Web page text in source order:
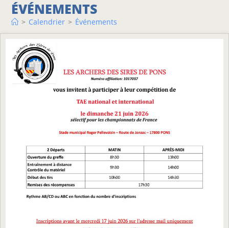
ÉVÉNEMENTS
> Calendrier > Événements